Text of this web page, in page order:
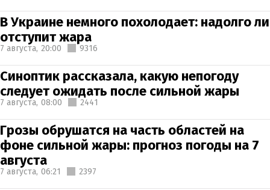
В Украине немного похолодает: надолго ли
отступит жара
7 августа, 20:00 9316
Синоптик рассказала, какую непогоду
следует ожидать после сильной жары
7 августа, 08:00 2441
Грозы обрушатся на часть областей на
фоне сильной жары: прогноз погоды на 7
августа
7 августа, 06:21 2397